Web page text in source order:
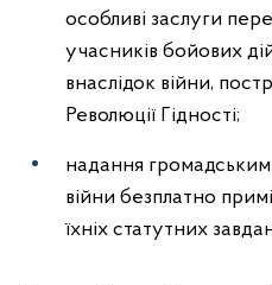
особливі заслуги
учасників бойових
внаслідок війни,
Революції Гідності;
надання громадським
війни безплатно
їхніх статутних